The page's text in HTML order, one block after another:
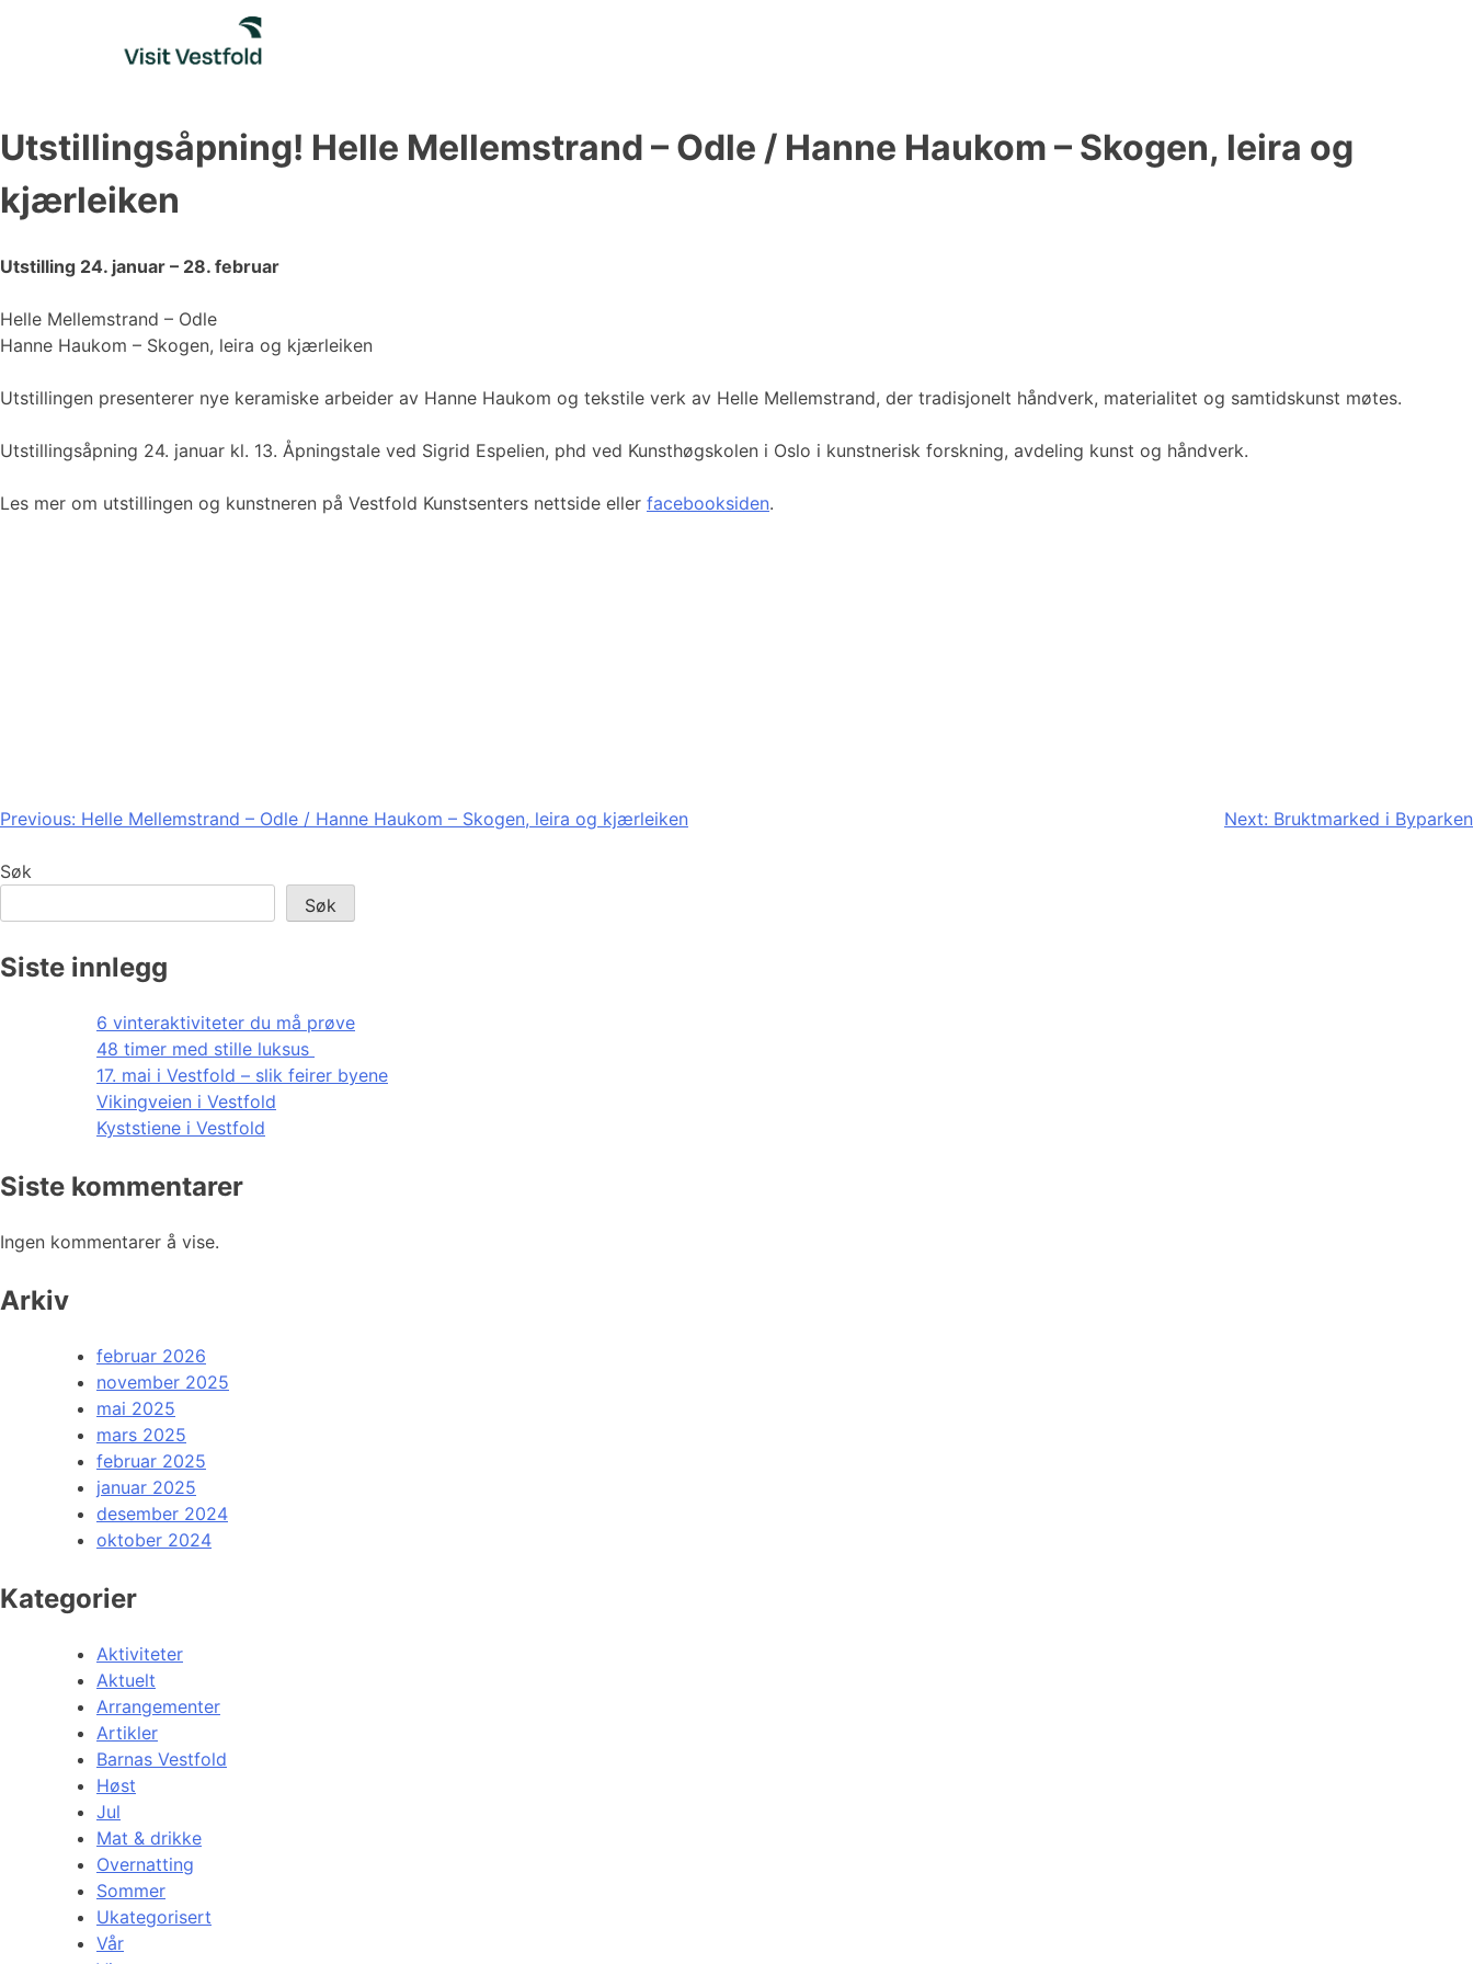
Utstillingsåpning! Helle Mellemstrand – Odle / Hanne Haukom – Skogen, leira og
kjærleiken
Utstilling 24. januar – 28. februar
Helle Mellemstrand – Odle
Hanne Haukom – Skogen, leira og kjærleiken
Utstillingen presenterer nye keramiske arbeider av Hanne Haukom og tekstile verk av Helle Mellemstrand, der tradisjonelt håndverk, materialitet og samtidskunst møtes.
Utstillingsåpning 24. januar kl. 13. Åpningstale ved Sigrid Espelien, phd ved Kunsthøgskolen i Oslo i kunstnerisk forskning, avdeling kunst og håndverk.
Les mer om utstillingen og kunstneren på Vestfold Kunstsenters nettside eller facebooksiden.
Innleggsnavigasjon
Previous: Helle Mellemstrand – Odle / Hanne Haukom – Skogen, leira og kjærleiken Next: Bruktmarked i Byparken
Søk
Søk
Siste innlegg
6 vinteraktiviteter du må prøve
48 timer med stille luksus
17. mai i Vestfold – slik feirer byene
Vikingveien i Vestfold
Kyststiene i Vestfold
Siste kommentarer
Ingen kommentarer å vise.
Arkiv
februar 2026
november 2025
mai 2025
mars 2025
februar 2025
januar 2025
desember 2024
oktober 2024
Kategorier
Aktiviteter
Aktuelt
Arrangementer
Artikler
Barnas Vestfold
Høst
Jul
Mat & drikke
Overnatting
Sommer
Ukategorisert
Vår